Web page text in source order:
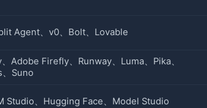
Agent、v0、Bolt、Lovable
Adobe Firefly、Runway、Luma、Pika、
Suno
Studio、Hugging Face、Model Studio